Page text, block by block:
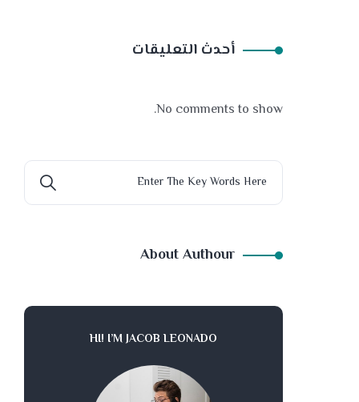
أحدث التعليقات
No comments to show.
About Authour
HI! I’M JACOB LEONADO